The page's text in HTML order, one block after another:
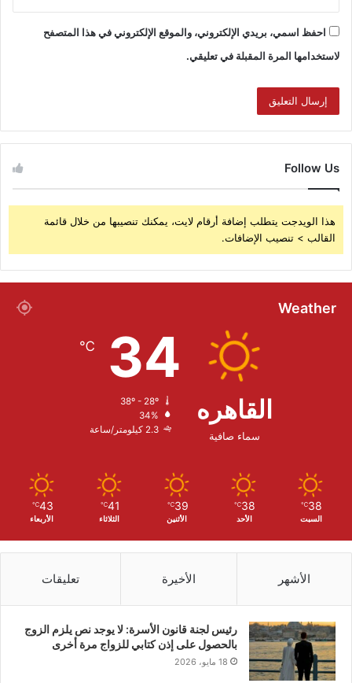
احفظ اسمي، بريدي الإلكتروني، والموقع الإلكتروني في هذا المتصفح
لاستخدامها المرة المقبلة في تعليقي.
Follow Us
هذا الويدجت يتطلب إضافة أرقام لايت، يمكنك تنصيبها من خلال قائمة
القالب > تنصيب الإضافات.
Weather
القاهره
سماء صافية
34
℃
34%
2.3 كيلومتر/ساعة
38
℃
السبت
38
℃
الأحد
39
℃
الأثنين
41
℃
الثلاثاء
43
℃
الأربعاء
الأشهر الأخيرة تعليقات
رئيس لجنة قانون الأسرة: لا يوجد نص يلزم الزوج
بالحصول على إذن كتابي للزواج مرة أخرى
18 مايو، 2026